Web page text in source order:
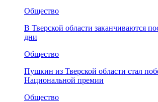
Общество
В Тверской области заканчиваются
дни
Общество
Пушкин из Тверской области стал
Национальной премии
Общество